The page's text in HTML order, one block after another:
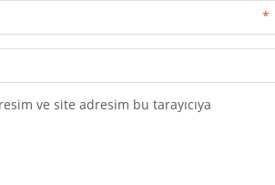
*
ve site adresim bu tarayıcıya